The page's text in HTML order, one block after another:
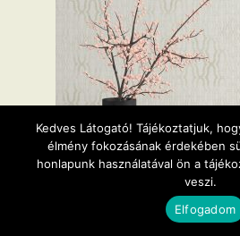
Casual Chic fehér geometrikus
Kedves Látogató! Tájékoztatjuk,
élmény fokozásának érdekében
honlapunk használatával ön a
veszi.
Elfogadom